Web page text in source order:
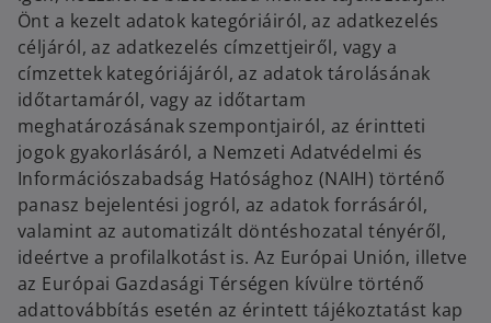
Önt a kezelt adatok kategóriáiról, az adatkezelés
céljáról, az adatkezelés címzettjeiről, vagy a
címzettek kategóriájáról, az adatok tárolásának
időtartamáról, vagy az időtartam
meghatározásának szempontjairól, az érintteti
jogok gyakorlásáról, a Nemzeti Adatvédelmi és
Információszabadság Hatósághoz (NAIH) történő
panasz bejelentési jogról, az adatok forrásáról,
valamint az automatizált döntéshozatal tényéről,
ideértve a profilalkotást is. Az Európai Unión, illetve
az Európai Gazdasági Térségen kívülre történő
adattovábbítás esetén az érintett tájékoztatást kap